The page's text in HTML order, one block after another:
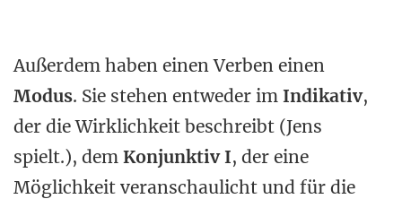
Außerdem haben einen Verben einen
Modus. Sie stehen entweder im Indikativ,
der die Wirklichkeit beschreibt (Jens
spielt.), dem Konjunktiv I, der eine
Möglichkeit veranschaulicht und für die